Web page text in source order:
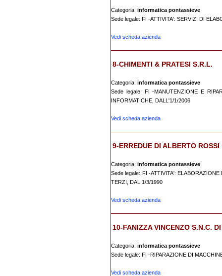
Categoria: informatica pontassieve
Sede legale: FI -ATTIVITA': SERVIZI DI
Vedi scheda azienda
8-CHIMENTI & PRATESI S.R.L.
Categoria: informatica pontassieve
Sede legale: FI -MANUTENZIONE E
INFORMATICHE, DALL'1/1/2006
Vedi scheda azienda
9-ERREDUE DI ALBERTO ROSSI
Categoria: informatica pontassieve
Sede legale: FI -ATTIVITA':
TERZI, DAL 1/3/1990
Vedi scheda azienda
10-FANIZZA VINCENZO S.N.C.
Categoria: informatica pontassieve
Sede legale: FI -RIPARAZIONE DI
Vedi scheda azienda